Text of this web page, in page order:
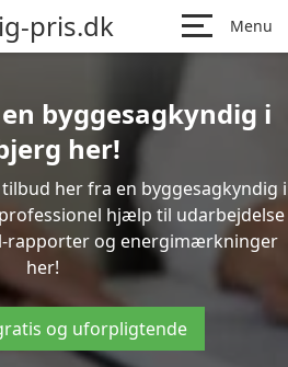
pris.dk Menu
byggesagkyndig i
her!
her fra en byggesagkyndig i
hjælp til udarbejdelse
rapporter og energimærkninger
her!
og uforpligtende